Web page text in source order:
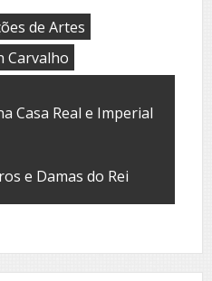
de Artes
Carvalho
Casa Real e Imperial
e Damas do Rei